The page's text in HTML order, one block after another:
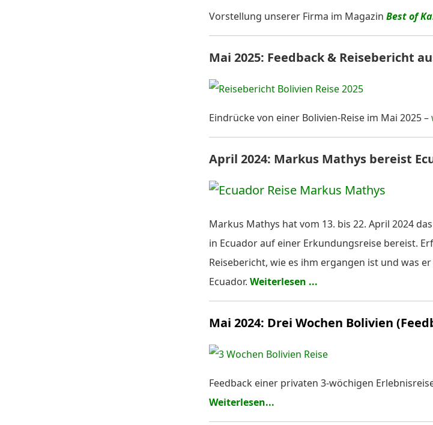
Vorstellung unserer Firma im Magazin Best of
Mai 2025: Feedback & Reisebericht
Eindrücke von einer Bolivien-Reise im Mai 2025 –
April 2024: Markus Mathys bereist
Markus Mathys hat vom 13. bis 22. April 2024
in Ecuador auf einer Erkundungsreise bereist.
Reisebericht, wie es ihm ergangen ist und was
Ecuador. Weiterlesen ...
Mai 2024: Drei Wochen Bolivien
Feedback einer privaten 3-wöchigen
Weiterlesen...